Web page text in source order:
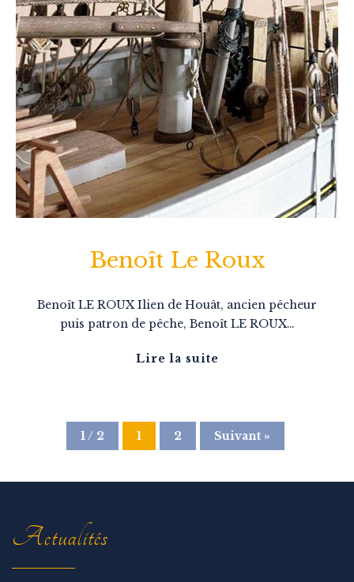
Benoît Le Roux
Benoît LE ROUX Ilien de Houât, ancien pêcheur
puis patron de pêche, Benoît LE ROUX…
Lire la suite
1 / 2 1 2 Suivant »
Actualités